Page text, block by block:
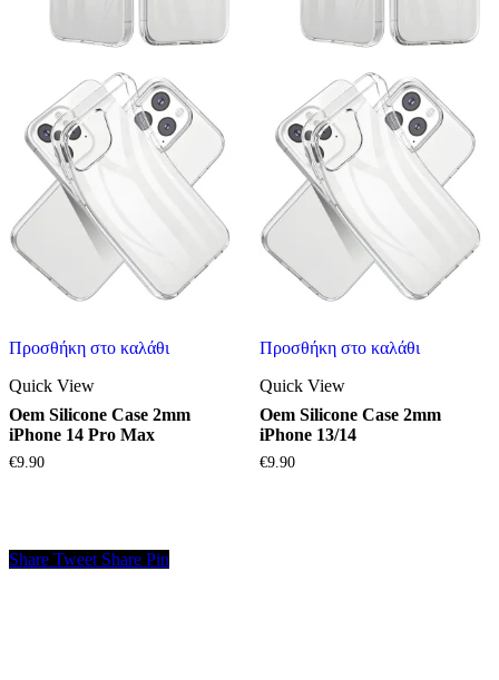
Προσθήκη στο καλάθι
Quick View
Oem Silicone Case 2mm
iPhone 14 Pro Max
€9.90
Προσθήκη στο καλάθι
Quick View
Oem Silicone Case 2mm
iPhone 13/14
€9.90
Share Tweet Share Pin